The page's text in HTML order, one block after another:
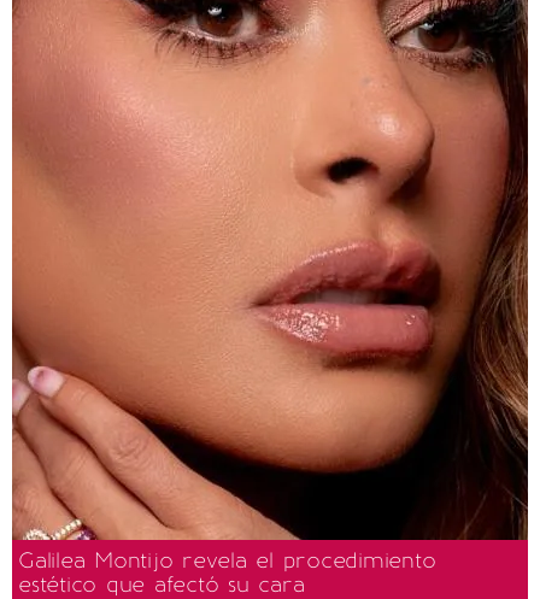
Galilea Montijo revela el procedimiento
estético que afectó su cara